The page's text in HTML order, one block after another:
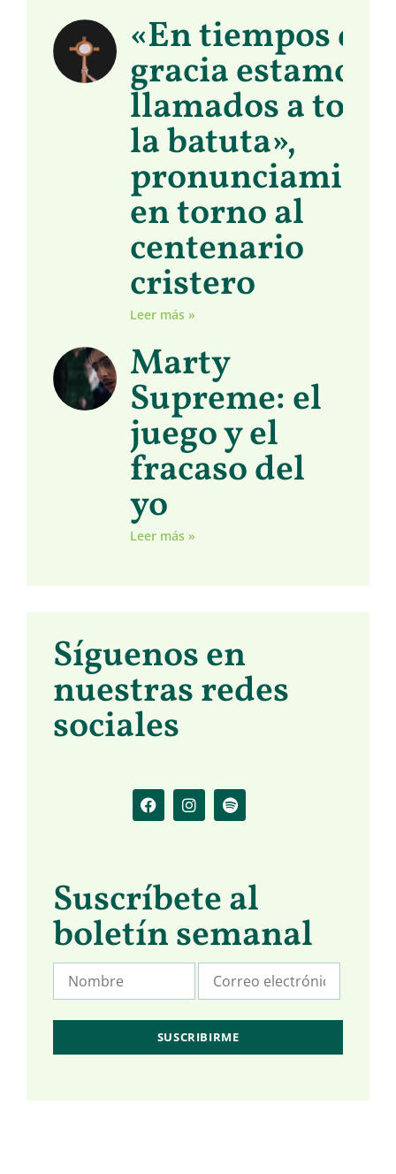
«En tiempos de
gracia estamos
llamados a
la batuta»,
en torno al
centenario
cristero
Leer más »
Marty
Supreme: el
juego y el
fracaso del
yo
Leer más »
Síguenos en
nuestras redes
sociales
Suscríbete al
boletín semanal